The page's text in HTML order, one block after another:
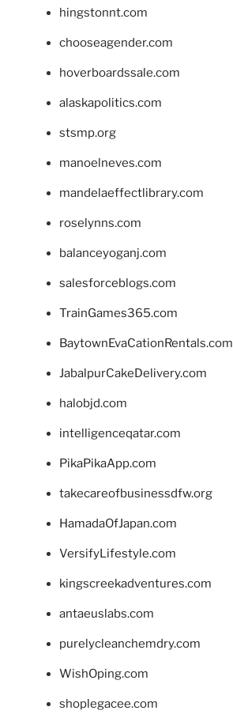
hingstonnt.com
chooseagender.com
hoverboardssale.com
alaskapolitics.com
stsmp.org
manoelneves.com
mandelaeffectlibrary.com
roselynns.com
balanceyoganj.com
salesforceblogs.com
TrainGames365.com
BaytownEvaCationRentals.com
JabalpurCakeDelivery.com
halobjd.com
intelligenceqatar.com
PikaPikaApp.com
takecareofbusinessdfw.org
HamadaOfJapan.com
VersifyLifestyle.com
kingscreekadventures.com
antaeuslabs.com
purelycleanchemdry.com
WishOping.com
shoplegacee.com